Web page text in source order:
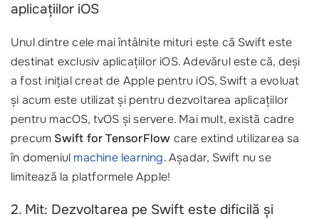
aplicațiilor iOS
Unul dintre cele mai întâlnite mituri este că Swift este
destinat exclusiv aplicațiilor iOS. Adevărul este că, deși
a fost inițial creat de Apple pentru iOS, Swift a evoluat
și acum este utilizat și pentru dezvoltarea aplicațiilor
pentru macOS, tvOS și servere. Mai mult, există cadre
precum Swift for TensorFlow care extind utilizarea sa
în domeniul machine learning. Așadar, Swift nu se
limitează la platformele Apple!
2. Mit: Dezvoltarea pe Swift este dificilă și